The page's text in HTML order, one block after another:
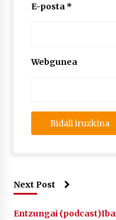
E-posta *
Webgunea
Next Post
Entzungai (podcast)